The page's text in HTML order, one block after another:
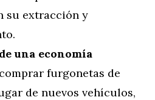
su extracción y
una economía
furgonetas de
de nuevos vehículos,